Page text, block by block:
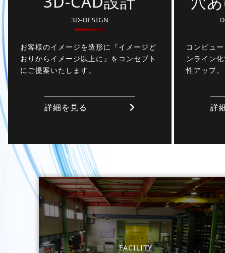
3D-DESIGN
お客様のイメージを造形に『イメージど
おりからイメージ以上に』をコンセプト
にご提案いたします。
詳細を見る
コンピュ
ンライン
性アップ。
詳
FACILITY